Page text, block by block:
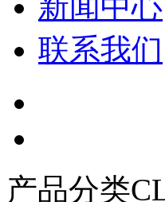
联系我们
产品分类